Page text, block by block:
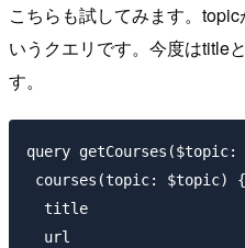
こちらも試してみます。
いうクエリです。今度はtitle
す。
query
courses(topic: $topic) {
  title
  url